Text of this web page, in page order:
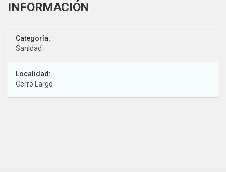
Categoría:
Sanidad
Localidad:
Cerro Largo